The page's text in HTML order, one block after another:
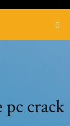
crack